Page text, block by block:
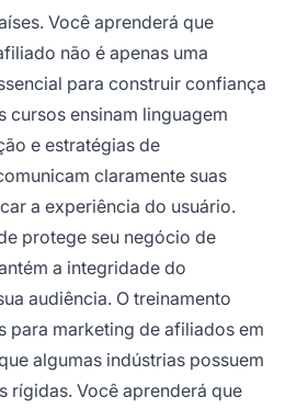
Você aprenderá que
não é apenas uma
para construir confiança
cursos ensinam linguagem
e estratégias de
claramente suas
a experiência do usuário.
protege seu negócio de
a integridade do
audiência. O treinamento
para marketing de afiliados em
algumas indústrias possuem
rígidas. Você aprenderá que